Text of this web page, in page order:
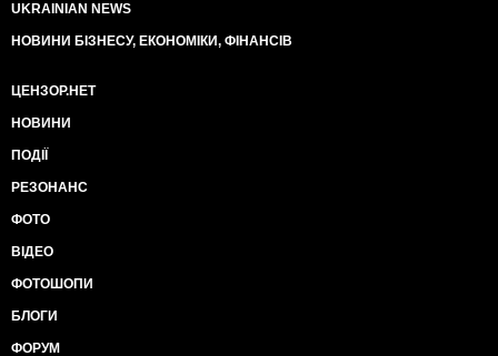
UKRAINIAN NEWS
НОВИНИ БІЗНЕСУ, ЕКОНОМІКИ, ФІНАНСІВ
ЦЕНЗОР.НЕТ
НОВИНИ
ПОДІЇ
РЕЗОНАНС
ФОТО
ВІДЕО
ФОТОШОПИ
БЛОГИ
ФОРУМ